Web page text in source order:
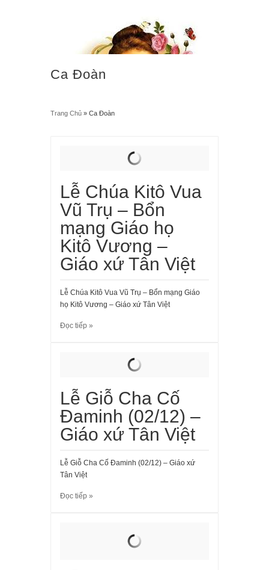
gian!”
Menu
Ca Đoàn
Trang Chủ » Ca Đoàn
Lễ Chúa Kitô Vua
Vũ Trụ – Bổn
mạng Giáo họ
Kitô Vương –
Giáo xứ Tân Việt
Lễ Chúa Kitô Vua Vũ Trụ – Bổn mạng Giáo
họ Kitô Vương – Giáo xứ Tân Việt
Đọc tiếp »
Lễ Giỗ Cha Cố
Đaminh (02/12) –
Giáo xứ Tân Việt
Lễ Giỗ Cha Cố Đaminh (02/12) – Giáo xứ
Tân Việt
Đọc tiếp »